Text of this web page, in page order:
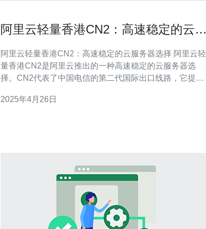
阿里云轻量香港CN2：高速稳定的云服
阿里云轻量香港CN2：高速稳定的云服务器选择 阿里云轻
量香港CN2是阿里云推出的一种高速稳定的云服务器选
择。CN2代表了中国电信的第二代国际出口线路，它提供
络体验。 阿里云轻量香港CN2有以下几个优势： 高速稳
2025年4月26日